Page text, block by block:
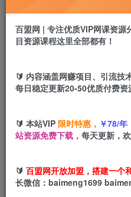
盟币
立
我们只需要把商家提供的视
百盟网 | 专注优质VIP网课资源
目资源课程这里全部都有！
🔰 内容涵盖网赚项目、引流技
每日稳定更新20-50优质付费资
🔰 本站VIP 限时特惠， ￥78/年
站资源免费下载， 每天更新，
🔰 百盟网开放加盟，搭建一个
长微信：baimeng1699